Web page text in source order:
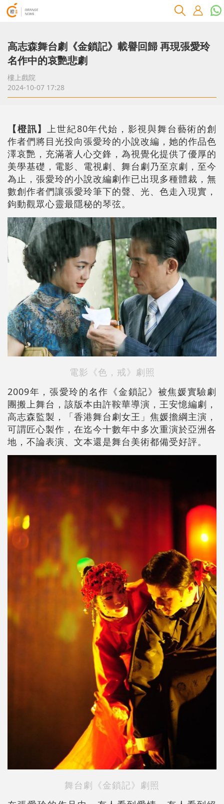
高志森舞台劇《金鎖記》載譽回歸 再現張愛玲
名作中的哀艷悲劇
樓上戲院
2024-10-07 17:28
【橙訊】
上世紀80年代始，影視與舞台藝術的創
作者們將目光投向張愛玲的小說改編，她的作品色
澤哀艷，充滿著人心交鋒，為視覺化提供了優厚的
美學基礎，電影、電視劇、舞台劇乃至京劇，至今
為止，張愛玲的小說改編劇作已出現多種體裁，無
數創作者們讓張愛玲筆下的聲、光、色走入現實，
鉤動觀眾心靈最隱秘的琴弦。
電影《色，戒》劇照
2009年，張愛玲的名作《金鎖記》被焦媛實驗劇
團搬上舞台，該版本由許鞍華導演，王安憶編劇，
高志森監製，「香港舞台劇女王」焦媛擔綱主演，
可謂匠心製作，在迄今十數年中多次重演於亞洲各
地，不論表演、文本還是舞台美術都備受好評。
舞台劇《金鎖記》劇照